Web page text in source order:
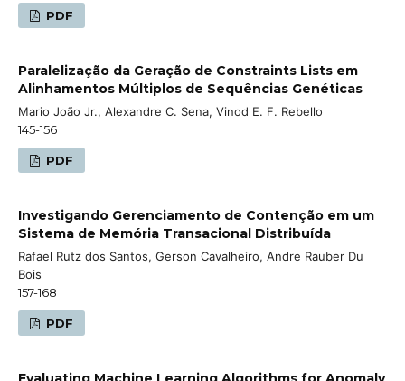
PDF
Paralelização da Geração de Constraints Lists em
Alinhamentos Múltiplos de Sequências Genéticas
Mario João Jr., Alexandre C. Sena, Vinod E. F. Rebello
145-156
PDF
Investigando Gerenciamento de Contenção em um
Sistema de Memória Transacional Distribuída
Rafael Rutz dos Santos, Gerson Cavalheiro, Andre Rauber Du
Bois
157-168
PDF